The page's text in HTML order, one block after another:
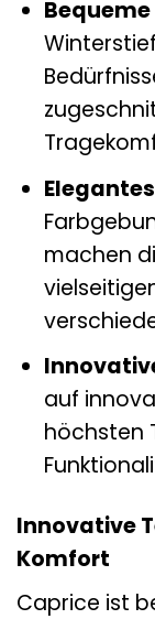
machen
auf
höchsten
Innovative
Komfort
Caprice ist